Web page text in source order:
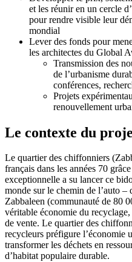
et les réunir en un cercle
pour rendre visible leur
mondial
Lever des fonds pour
les architectes du Global
Transmission des
de l’urbanisme
conférences,
Projets
renouvellement
Le contexte du
Le quartier des chiffonniers
français dans les années 70
exceptionnelle a su lancer ce
monde sur le chemin de l’auto –
Zabbaleen (communauté de 80
véritable économie du
de vente. Le quartier des
recycleurs préfigure l’économie
transformer les déchets en
d’habitat populaire durable.